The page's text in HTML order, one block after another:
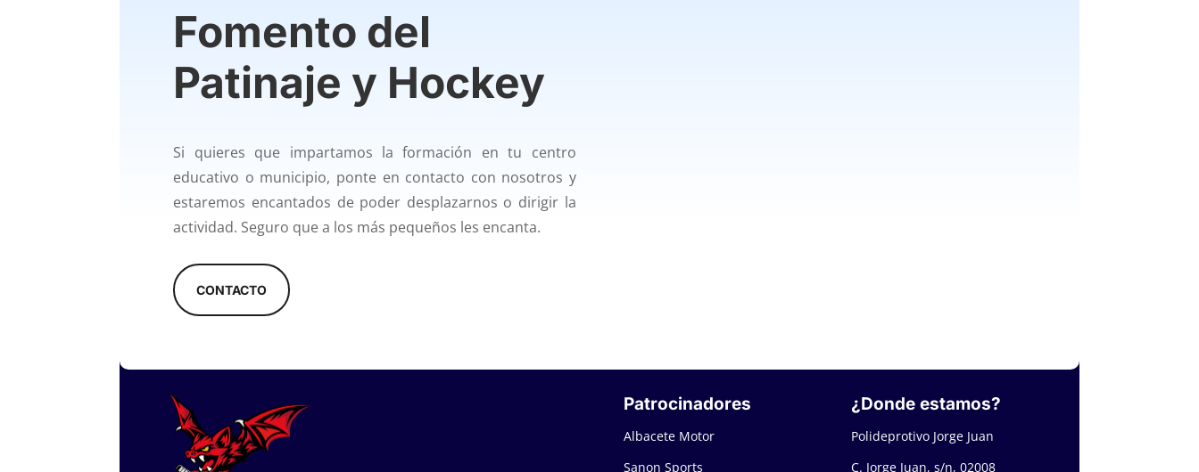
Fomento del
Patinaje y Hockey
Si quieres que impartamos la formación en tu centro
educativo o municipio, ponte en contacto con nosotros y
estaremos encantados de poder desplazarnos o dirigir la
actividad. Seguro que a los más pequeños les encanta.
CONTACTO
Patrocinadores
Albacete Motor
Sanon Sports
¿Donde estamos?
Polideprotivo Jorge Juan
C. Jorge Juan, s/n, 02008